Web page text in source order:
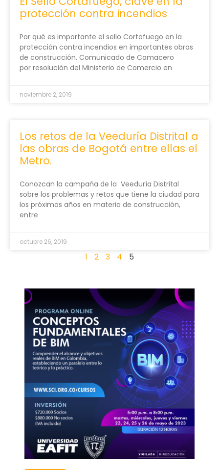
protección contra incendios
Por qué es importante el sello Cortafuego en la
protección contra incendios en importantes obras
de construcción. Comunicado de Camacero
por resolución del Ministerio de Comercio en
noviembre 2, 2019
Los retos de la Veeduría Distrital a
las obras de Bogotá entre ellas el
Metro.
Conozcan la campaña de la Veeduría Distrital
sobre los problemas y retos que tiene la ciudad para
los próximos años en materia de construcción,
entre
octubre 26, 2019
1 2 3 4 5